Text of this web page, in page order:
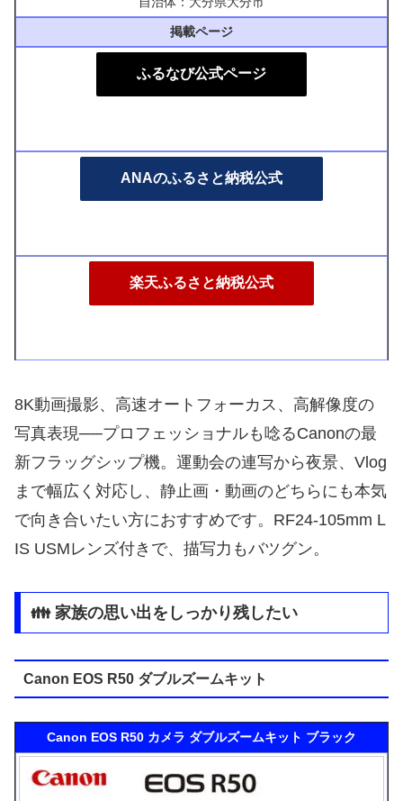
掲載ページ
ふるなび公式ページ
ANAのふるさと納税公式
楽天ふるさと納税公式
8K動画撮影、高速オートフォーカス、高解像度の
写真表現──プロフェッショナルも唸るCanonの最
新フラッグシップ機。運動会の連写から夜景、Vlog
まで幅広く対応し、静止画・動画のどちらにも本気
で向き合いたい方におすすめです。RF24-105mm L
IS USMレンズ付きで、描写力もバツグン。
👪 家族の思い出をしっかり残したい
Canon EOS R50 ダブルズームキット
Canon EOS R50 カメラ ダブルズームキット ブラック